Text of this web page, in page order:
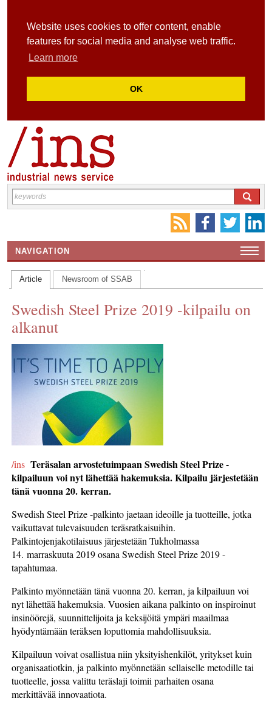
Website uses cookies to offer content, enable
features for social media and analyse web traffic.
Learn more
OK
NAVIGATION
HOME
CONTACT US
INS MAIN WEBSITE
ABOUT US
Article Newsroom of SSAB
Swedish Steel Prize 2019 -kilpailu on
alkanut
/ins Teräsalan arvostetuimpaan Swedish Steel Prize -
kilpailuun voi nyt lähettää hakemuksia. Kilpailu järjestetään
tänä vuonna 20. kerran.
Swedish Steel Prize -palkinto jaetaan ideoille ja tuotteille, jotka
vaikuttavat tulevaisuuden teräsratkaisuihin.
Palkintojenjakotilaisuus järjestetään Tukholmassa
14. marraskuuta 2019 osana Swedish Steel Prize 2019 -
tapahtumaa.
Palkinto myönnetään tänä vuonna 20. kerran, ja kilpailuun voi
nyt lähettää hakemuksia. Vuosien aikana palkinto on inspiroinut
insinöörejä, suunnittelijoita ja keksijöitä ympäri maailmaa
hyödyntämään teräksen loputtomia mahdollisuuksia.
Kilpailuun voivat osallistua niin yksityishenkilöt, yritykset kuin
organisaatiotkin, ja palkinto myönnetään sellaiselle metodille tai
tuotteelle, jossa valittu teräslaji toimii parhaiten osana
merkittävää innovaatiota.